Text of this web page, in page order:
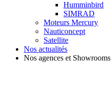
Humminbird
SIMRAD
Moteurs Mercury
Nauticoncept
Satellite
Nos actualités
Nos agences et Showrooms